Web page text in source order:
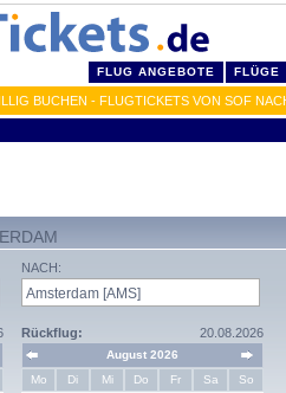
FLUG ANGEBOTE FLÜGE
BUCHEN - FLUGTICKETS VON SOF
NACH:
Rückflug: 20.08.2026
August 2026
Mo
Di Mi Do Fr Sa So